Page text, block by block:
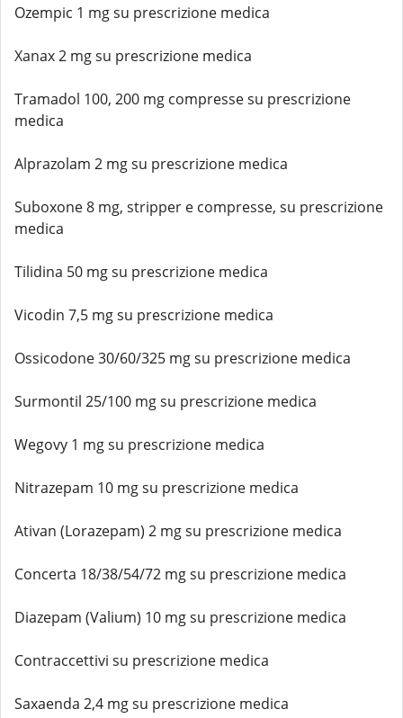
Ozempic 1 mg su prescrizione medica
Xanax 2 mg su prescrizione medica
Tramadol 100, 200 mg compresse su prescrizione
medica
Alprazolam 2 mg su prescrizione medica
Suboxone 8 mg, stripper e compresse, su prescrizione
medica
Tilidina 50 mg su prescrizione medica
Vicodin 7,5 mg su prescrizione medica
Ossicodone 30/60/325 mg su prescrizione medica
Surmontil 25/100 mg su prescrizione medica
Wegovy 1 mg su prescrizione medica
Nitrazepam 10 mg su prescrizione medica
Ativan (Lorazepam) 2 mg su prescrizione medica
Concerta 18/38/54/72 mg su prescrizione medica
Diazepam (Valium) 10 mg su prescrizione medica
Contraccettivi su prescrizione medica
Saxaenda 2,4 mg su prescrizione medica